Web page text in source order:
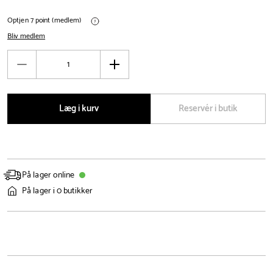
Optjen 7 point (medlem)
Bliv medlem
Antal
Øg
Læg i kurv
Reservér i butik
På lager online
På lager i 0 butikker